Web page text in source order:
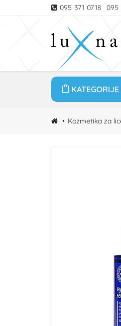
095 371 0718 095
Kozmetika za